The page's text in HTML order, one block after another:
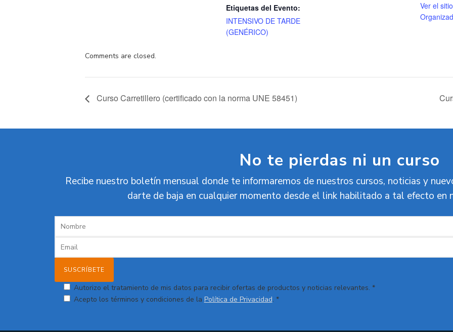
Etiquetas del Evento:
INTENSIVO DE TARDE
(GENÉRICO)
Ver el
Comments are closed.
Curso Carretillero (certificado con la norma UNE 58451)
No te pierdas ni un curso
Recibe nuestro boletín mensual donde te informaremos de nuestros cursos, noticias y
darte de baja en cualquier momento desde el link habilitado a tal efecto en
Autorizo el tratamiento de mis datos para recibir ofertas de productos y noticias relevantes. *
Acepto los términos y condiciones de la Política de Privacidad. *